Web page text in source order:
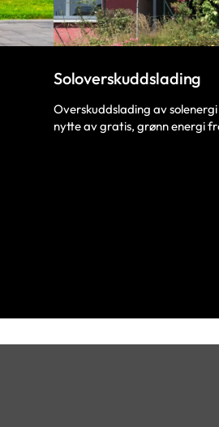
Soloverskuddslading
Overskuddslading av
nytte av gratis, grønn energi